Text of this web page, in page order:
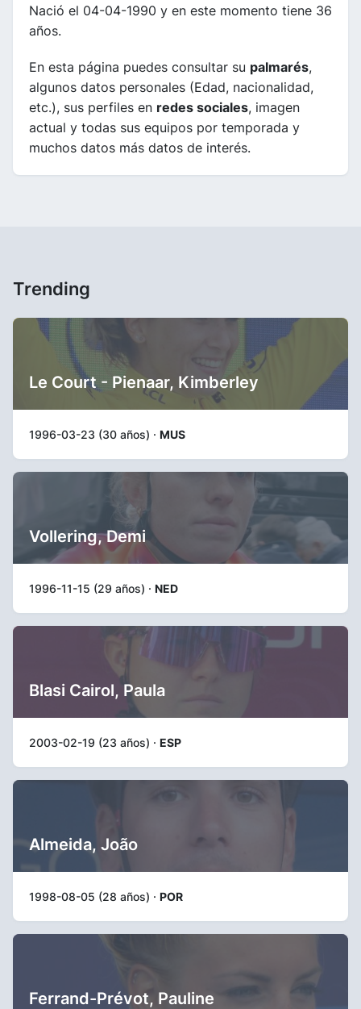
Nació el 04-04-1990 y en este momento tiene 36
años.
En esta página puedes consultar su palmarés,
algunos datos personales (Edad, nacionalidad,
etc.), sus perfiles en redes sociales, imagen
actual y todas sus equipos por temporada y
muchos datos más datos de interés.
Trending
Le Court - Pienaar, Kimberley
1996-03-23 (30 años) · MUS
Vollering, Demi
1996-11-15 (29 años) · NED
Blasi Cairol, Paula
2003-02-19 (23 años) · ESP
Almeida, João
1998-08-05 (28 años) · POR
Ferrand-Prévot, Pauline